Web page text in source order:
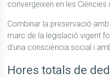
convergeixen en les Ciències
Combinar la preservació
marc de la legislació vigent
d'una consciència social i
Hores totals de